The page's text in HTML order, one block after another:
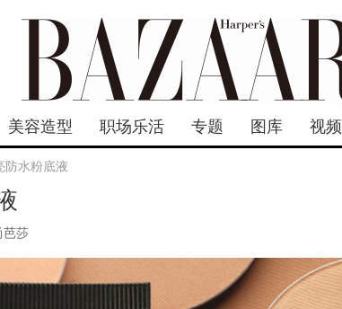
美容造型 职场乐活 专题 图库 视频
防水粉底液
芭莎